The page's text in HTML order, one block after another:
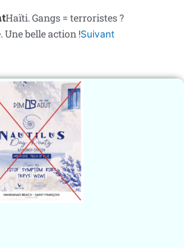
Haïti. Gangs = terroristes ?
Une belle action !Suivant